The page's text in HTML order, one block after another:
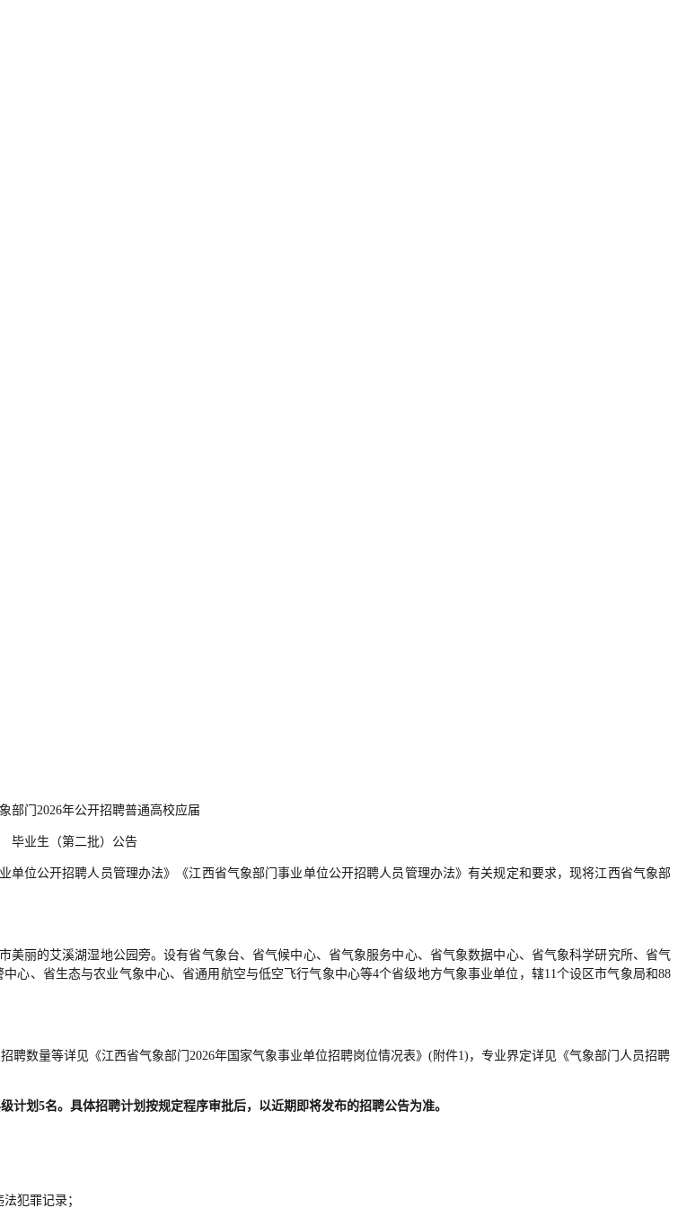
部门2026年公开招聘普通高校应届
毕业生（第二批）公告
位公开招聘人员管理办法》《江西省气象部门事业单位公开招聘人员管理办法》有关规定和要求，现将江西省气象部
丽的艾溪湖湿地公园旁。设有省气象台、省气候中心、省气象服务中心、省气象数据中心、省气象科学研究所、省气
心、省生态与农业气象中心、省通用航空与低空飞行气象中心等4个省级地方气象事业单位，辖11个设区市气象局和88
数量等详见《江西省气象部门2026年国家气象事业单位招聘岗位情况表》(附件1)，专业界定详见《气象部门人员招聘
划5名。具体招聘计划按规定程序审批后，以近期即将发布的招聘公告为准。
犯罪记录；